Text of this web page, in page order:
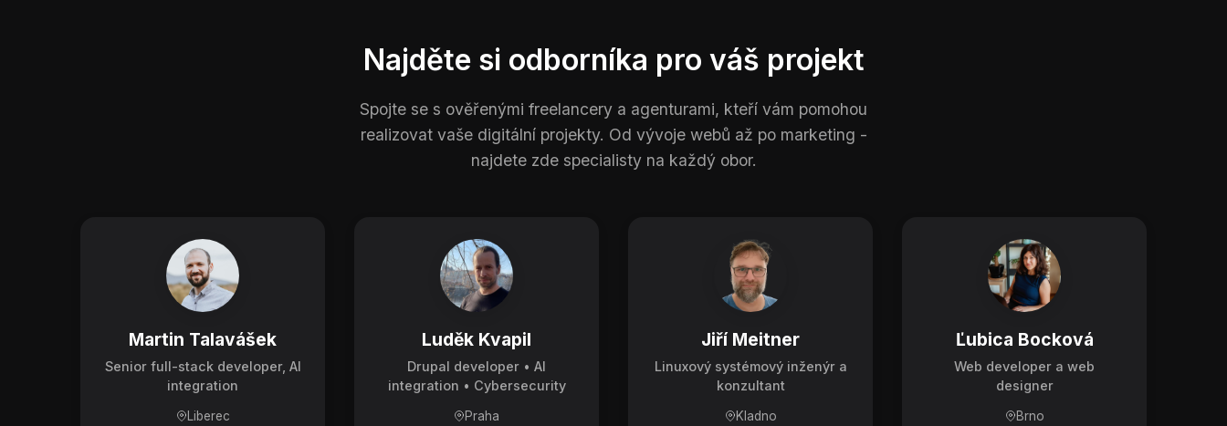
Najděte si odborníka pro váš projekt
Spojte se s ověřenými freelancery a agenturami, kteří vám pomohou
realizovat vaše digitální projekty. Od vývoje webů až po marketing -
najdete zde specialisty na každý obor.
Martin Talavášek
Senior full-stack developer, AI
integration
Liberec
Luděk Kvapil
Drupal developer • AI
integration • Cybersecurity
Praha
Jiří Meitner
Linuxový systémový inženýr a
konzultant
Kladno
Ľubica Bocková
Web developer a web
designer
Brno